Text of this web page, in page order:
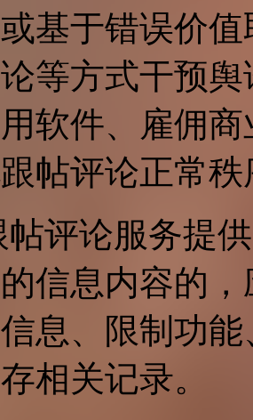
基于错误价
等方式干预
软件、雇佣
帖评论正常
帖评论服务提
信息内容的
息、限制功
相关记录。